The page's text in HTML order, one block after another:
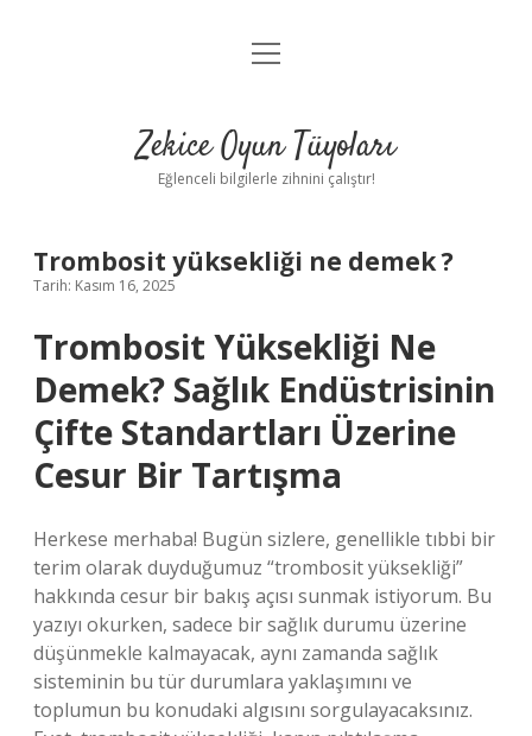
Anasayfa
Yasal Uyarı
menüyü
Zekice Oyun Tüyoları
Eğlenceli bilgilerle zihnini çalıştır!
Trombosit yüksekliği ne demek ?
Tarih: Kasım 16, 2025
Trombosit Yüksekliği Ne
Demek? Sağlık Endüstrisinin
Çifte Standartları Üzerine
Cesur Bir Tartışma
Herkese merhaba! Bugün sizlere, genellikle tıbbi bir
terim olarak duyduğumuz “trombosit yüksekliği”
hakkında cesur bir bakış açısı sunmak istiyorum. Bu
yazıyı okurken, sadece bir sağlık durumu üzerine
düşünmekle kalmayacak, aynı zamanda sağlık
sisteminin bu tür durumlara yaklaşımını ve
toplumun bu konudaki algısını sorgulayacaksınız.